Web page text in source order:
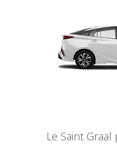
Le Saint